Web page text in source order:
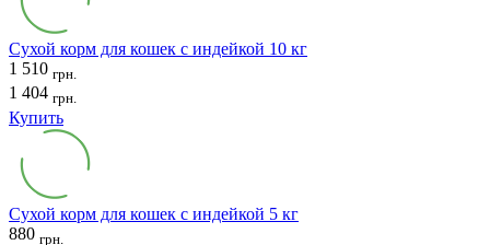
Сухой корм для кошек с индейкой 10 кг
1 510 грн.
1 404 грн.
Купить
Сухой корм для кошек с индейкой 5 кг
880 грн.